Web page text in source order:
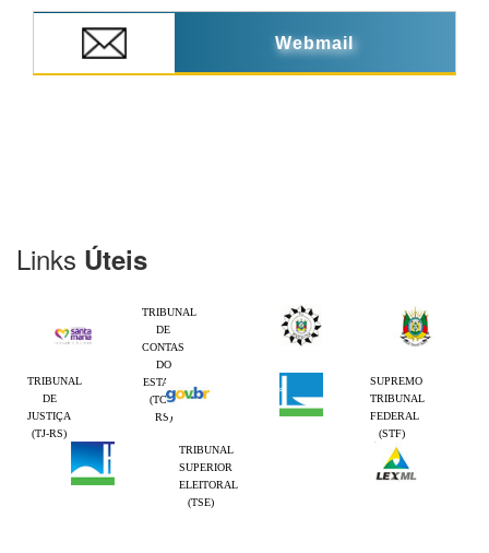
Webmail
Links Úteis
TRIBUNAL
DE
CONTAS
DO
ESTADO
(TCE-
RS)
TRIBUNAL
DE
JUSTIÇA
(TJ-RS)
SUPREMO
TRIBUNAL
FEDERAL
(STF)
TRIBUNAL
SUPERIOR
ELEITORAL
(TSE)